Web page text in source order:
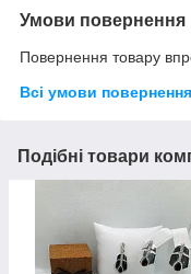
Умови повернення
Повернення товару
Всі умови повернення
Подібні товари